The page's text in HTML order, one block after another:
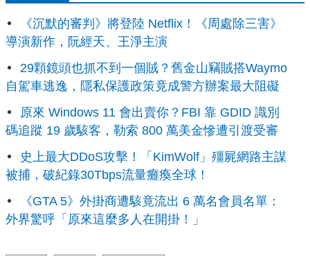
《沉默的審判》將登陸 Netflix！《周處除三害》
導演新作，阮經天、王淨主演
29顆鏡頭也抓不到一個賊？舊金山竊賊搭Waymo
自駕車逃逸，隱私保護政策竟成警方辦案最大阻礙
原來 Windows 11 會出賣你？FBI 靠 GDID 識別
碼追蹤 19 歲駭客，勒索 800 萬美金慘遭引渡受審
史上最大DDoS攻擊！「KimWolf」殭屍網路主謀
被捕，破紀錄30Tbps流量癱瘓全球！
《GTA 5》外掛商遭駭竟流出 6 萬名會員名單：
外界驚呼「原來這麼多人在開掛！」